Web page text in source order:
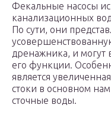
Фекальные насосы
канализационных
По сути, они
дренажника, и могут
его функции.
является
стоки в основном
сточные воды.